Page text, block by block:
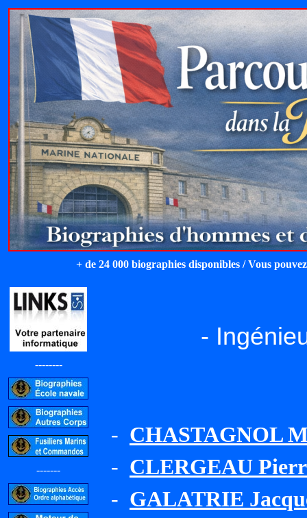
+ de 24 000 biographies disponibles / Vous
--------
-------
-
- CHASTAGNOL
- CLERGEAU
- GALATRIE